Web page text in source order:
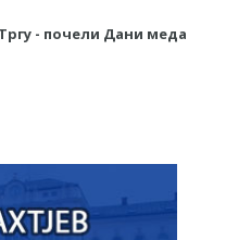
- почели Дани меда